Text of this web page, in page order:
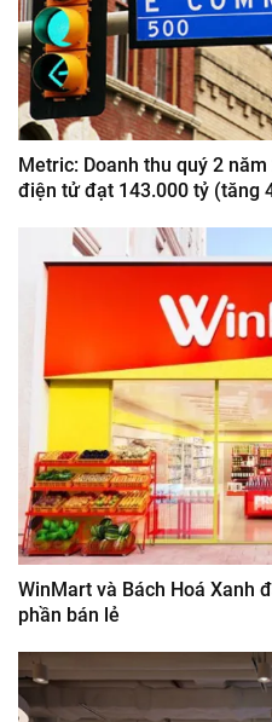
Metric: Doanh thu quý 2
điện tử đạt 143.000 tỷ (tăng
WinMart và Bách Hoá Xanh
phần bán lẻ